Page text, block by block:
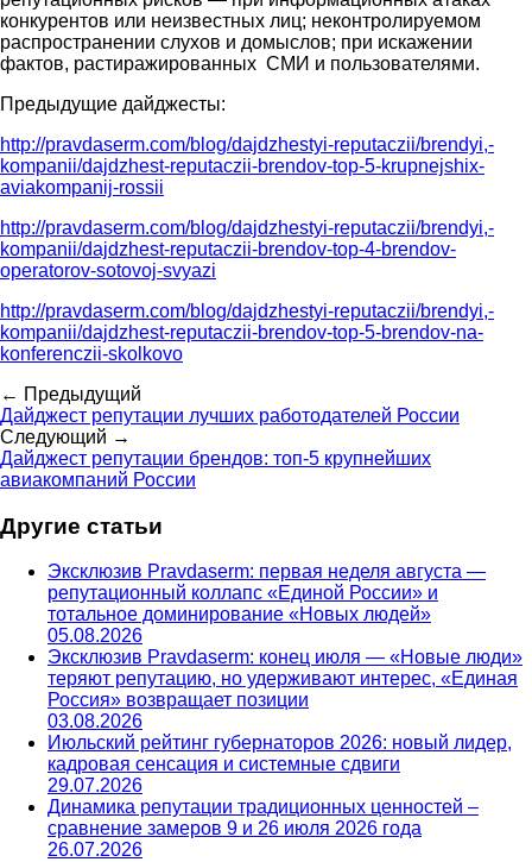
конкурентов или неизвестных лиц; неконтролируемом
распространении слухов и домыслов; при искажении
фактов, растиражированных СМИ и пользователями.
Предыдущие дайджесты:
http://pravdaserm.com/blog/dajdzhestyi-reputaczii/brendyi,-
kompanii/dajdzhest-reputaczii-brendov-top-5-krupnejshix-
aviakompanij-rossii
http://pravdaserm.com/blog/dajdzhestyi-reputaczii/brendyi,-
kompanii/dajdzhest-reputaczii-brendov-top-4-brendov-
operatorov-sotovoj-svyazi
http://pravdaserm.com/blog/dajdzhestyi-reputaczii/brendyi,-
kompanii/dajdzhest-reputaczii-brendov-top-5-brendov-na-
konferenczii-skolkovo
← Предыдущий
Дайджест репутации лучших работодателей России
Следующий →
Дайджест репутации брендов: топ-5 крупнейших
авиакомпаний России
Другие статьи
Эксклюзив Pravdaserm: первая неделя августа —
репутационный коллапс «Единой России» и
тотальное доминирование «Новых людей»
05.08.2026
Эксклюзив Pravdaserm: конец июля — «Новые люди»
теряют репутацию, но удерживают интерес, «Единая
Россия» возвращает позиции
03.08.2026
Июльский рейтинг губернаторов 2026: новый лидер,
кадровая сенсация и системные сдвиги
29.07.2026
Динамика репутации традиционных ценностей –
сравнение замеров 9 и 26 июля 2026 года
26.07.2026